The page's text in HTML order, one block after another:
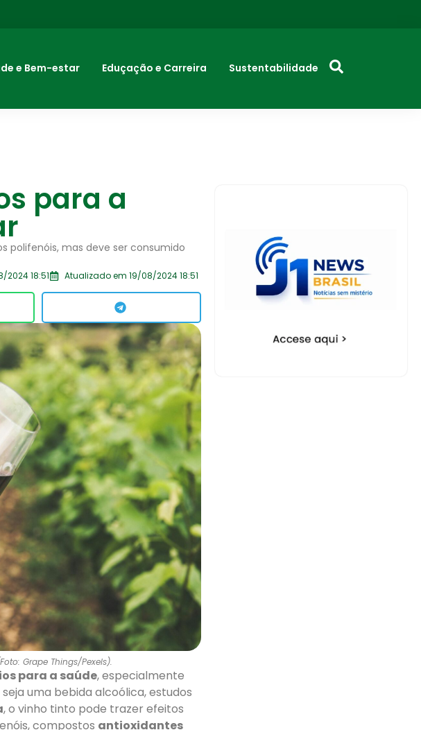
e Bem-estar Eduçação e Carreira Sustentabilidade
para a
polifenóis, mas deve ser consumido
18:51 Atualizado em 19/08/2024 18:51
Grape Things/Pexels).
para a saúde, especialmente
seja uma bebida alcoólica, estudos
, o vinho tinto pode trazer efeitos
compostos antioxidantes